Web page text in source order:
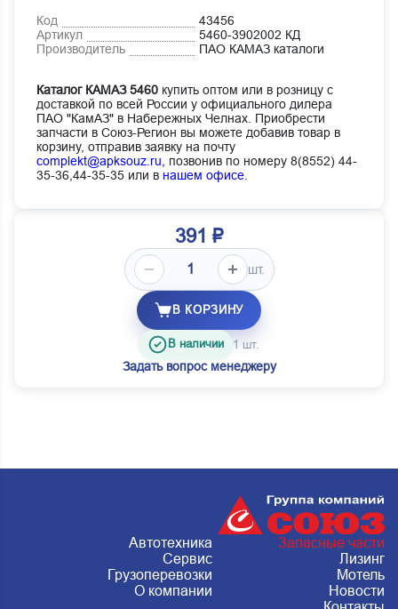
Код
43456
Артикул
5460-3902002 КД
Производитель
ПАО КАМАЗ каталоги
Каталог КАМАЗ 5460 купить оптом или в розницу с
доставкой по всей России у официального дилера
ПАО "КамАЗ" в Набережных Челнах. Приобрести
запчасти в Союз-Регион вы можете добавив товар в
корзину, отправив заявку на почту
complekt@apksouz.ru,
позвонив по номеру 8(8552) 44-
35-36,44-35-35 или в нашем офисе
391 ₽
шт.
В КОРЗИНУ
В наличии 1 шт.
Задать вопрос менеджеру
Автотехника
Запасные части
Сервис
Лизинг
Грузоперевозки
Мотель
О компании
Новости